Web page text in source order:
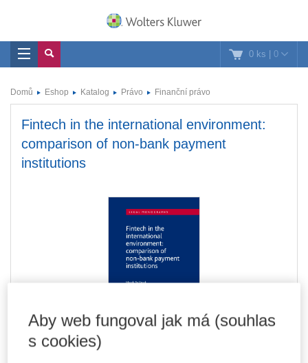
0 ks | 0
Domů Eshop Katalog Právo Finanční právo
Fintech in the international environment:
comparison of non-bank payment
institutions
Aby web fungoval jak má (souhlas
s cookies)